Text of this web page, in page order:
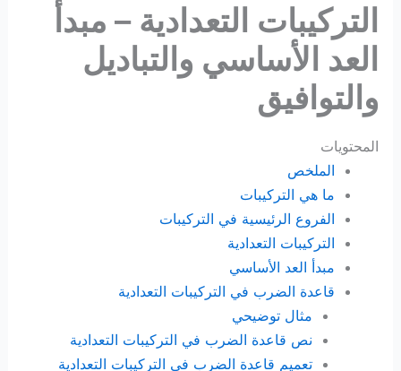
التركيبات التعدادية – مبدأ
العد الأساسي والتباديل
والتوافيق
المحتويات
الملخص
ما هي التركيبات
الفروع الرئيسية في التركيبات
التركيبات التعدادية
مبدأ العد الأساسي
قاعدة الضرب في التركيبات التعدادية
مثال توضيحي
نص قاعدة الضرب في التركيبات التعدادية
تعميم قاعدة الضرب في التركيبات التعدادية